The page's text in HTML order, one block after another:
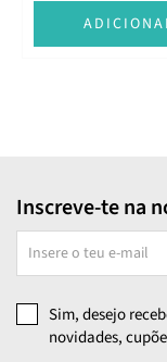
Inscreve-te na
Sim, desejo
novidades,